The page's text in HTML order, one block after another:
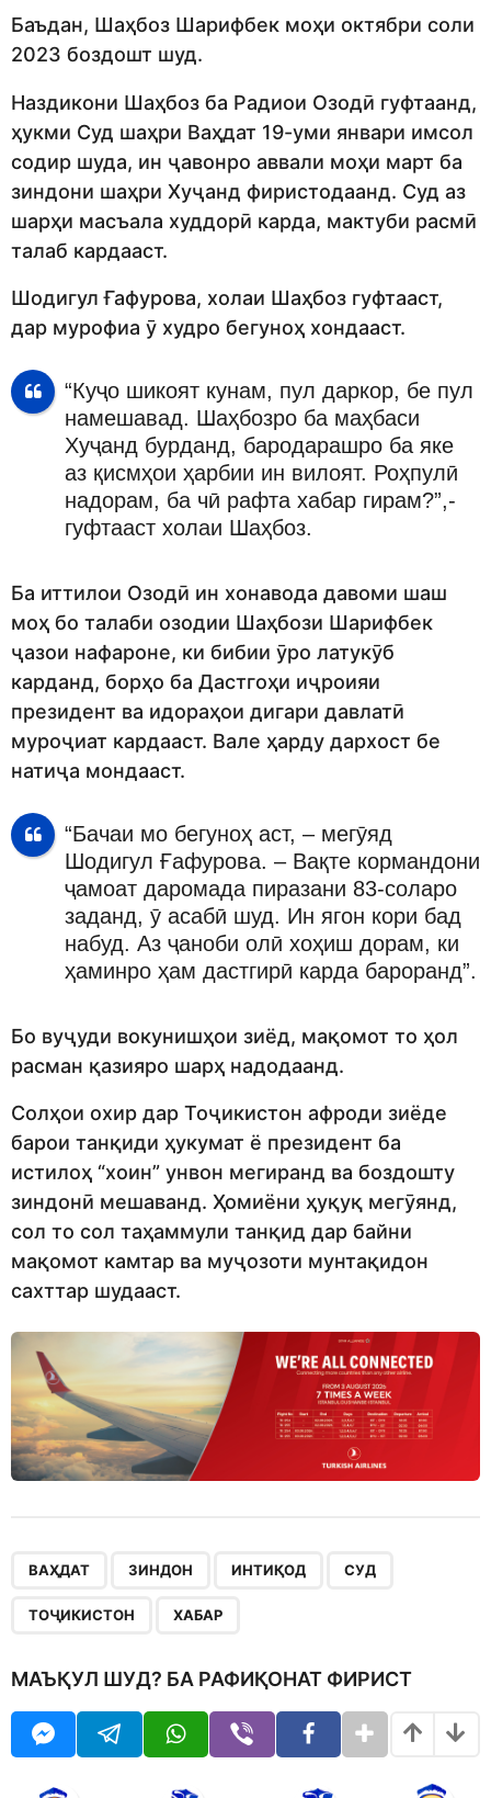
Баъдан, Шаҳбоз Шарифбек моҳи октябри соли
2023 боздошт шуд.
Наздикони Шаҳбоз ба Радиои Озодӣ гуфтаанд,
ҳукми Суд шаҳри Ваҳдат 19-уми январи имсол
содир шуда, ин ҷавонро аввали моҳи март ба
зиндони шаҳри Хуҷанд фиристодаанд. Суд аз
шарҳи масъала худдорӣ карда, мактуби расмӣ
талаб кардааст.
Шодигул Ғафурова, холаи Шаҳбоз гуфтааст,
дар мурофиа ӯ худро бегуноҳ хондааст.
“Куҷо шикоят кунам, пул даркор, бе пул
намешавад. Шаҳбозро ба маҳбаси
Хуҷанд бурданд, бародарашро ба яке
аз қисмҳои ҳарбии ин вилоят. Роҳпулӣ
надорам, ба чӣ рафта хабар гирам?”,-
гуфтааст холаи Шаҳбоз.
Ба иттилои Озодӣ ин хонавода давоми шаш
моҳ бо талаби озодии Шаҳбози Шарифбек
ҷазои нафароне, ки бибии ӯро латукӯб
карданд, борҳо ба Дастгоҳи иҷроияи
президент ва идораҳои дигари давлатӣ
муроҷиат кардааст. Вале ҳарду дархост бе
натиҷа мондааст.
“Бачаи мо бегуноҳ аст, – мегӯяд
Шодигул Ғафурова. – Вақте кормандони
ҷамоат даромада пиразани 83-соларо
заданд, ӯ асабӣ шуд. Ин ягон кори бад
набуд. Аз ҷаноби олӣ хоҳиш дорам, ки
ҳаминро ҳам дастгирӣ карда бароранд”.
Бо вуҷуди вокунишҳои зиёд, мақомот то ҳол
расман қазияро шарҳ надодаанд.
Солҳои охир дар Тоҷикистон афроди зиёде
барои танқиди ҳукумат ё президент ба
истилоҳ “хоин” унвон мегиранд ва боздошту
зиндонӣ мешаванд. Ҳомиёни ҳуқуқ мегӯянд,
сол то сол таҳаммули танқид дар байни
мақомот камтар ва муҷозоти мунтақидон
сахттар шудааст.
ВАҲДАТ ЗИНДОН ИНТИҚОД СУД
ТОҶИКИСТОН ХАБАР
МАЪҚУЛ ШУД? БА РАФИҚОНАТ ФИРИСТ